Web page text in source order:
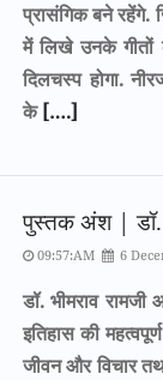
प्रासंगिक बने रहेंगे.
में लिखे उनके गीतों
दिलचस्प होगा.
के[….]
पुस्तक अंश | डॉ.
09:57:AM 6
डॉ. भीमराव
इतिहास की
जीवन और विचार